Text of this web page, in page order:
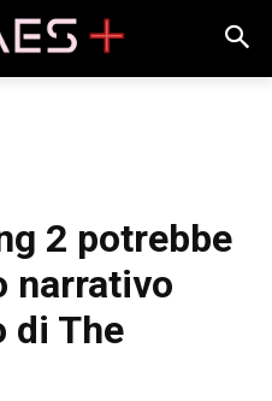
2 potrebbe
narrativo
di The